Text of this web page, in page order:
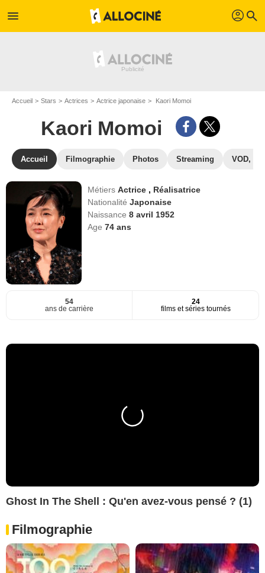
menu profil search
Accueil Stars Actrices Actrice japonaise Kaori Momoi
Kaori Momoi
Accueil Filmographie Photos Streaming VOD,
MétiersActrice , Réalisatrice
NationalitéJaponaise
Naissance8 avril 1952
Age74 ans
54
ans de carrière
24
films et séries tournés
Ghost In The Shell : Qu'en avez-vous pensé ? (1)
Filmographie